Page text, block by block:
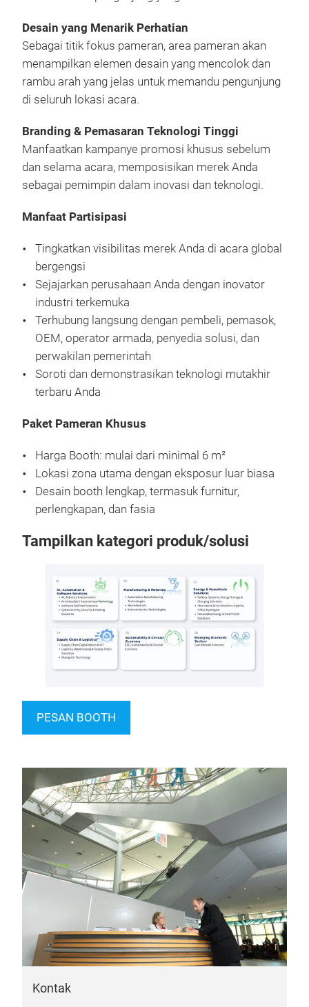
Desain yang Menarik Perhatian
Sebagai titik fokus pameran, area pameran akan
menampilkan elemen desain yang mencolok dan
rambu arah yang jelas untuk memandu pengunjung
di seluruh lokasi acara.
Branding & Pemasaran Teknologi Tinggi
Manfaatkan kampanye promosi khusus sebelum
dan selama acara, memposisikan merek Anda
sebagai pemimpin dalam inovasi dan teknologi.
Manfaat Partisipasi
Tingkatkan visibilitas merek Anda di acara global
bergengsi
Sejajarkan perusahaan Anda dengan inovator
industri terkemuka
Terhubung langsung dengan pembeli, pemasok,
OEM, operator armada, penyedia solusi, dan
perwakilan pemerintah
Soroti dan demonstrasikan teknologi mutakhir
terbaru Anda
Paket Pameran Khusus
Harga Booth: mulai dari minimal 6 m²
Lokasi zona utama dengan eksposur luar biasa
Desain booth lengkap, termasuk furnitur,
perlengkapan, dan fasia
Tampilkan kategori produk/solusi
PESAN BOOTH
Kontak